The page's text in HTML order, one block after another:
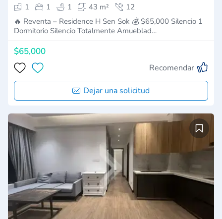
1
1 1 43 m²
12
🔥 Reventa – Residence H Sen Sok 💰 $65,000 Silencio 1
Dormitorio Silencio Totalmente Amueblad…
$65,000
Recomendar
Dejar una solicitud